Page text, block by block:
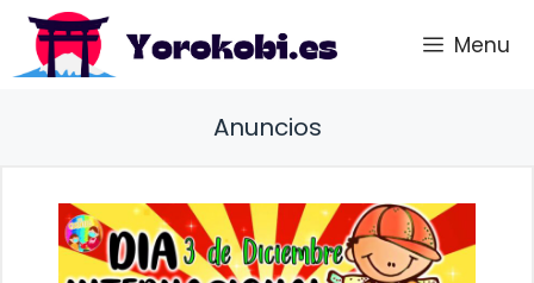
Saltar
contenido
Menu
Anuncios